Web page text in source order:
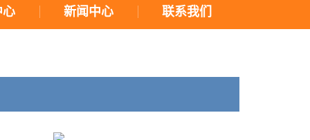
心 新闻中心 联系我们